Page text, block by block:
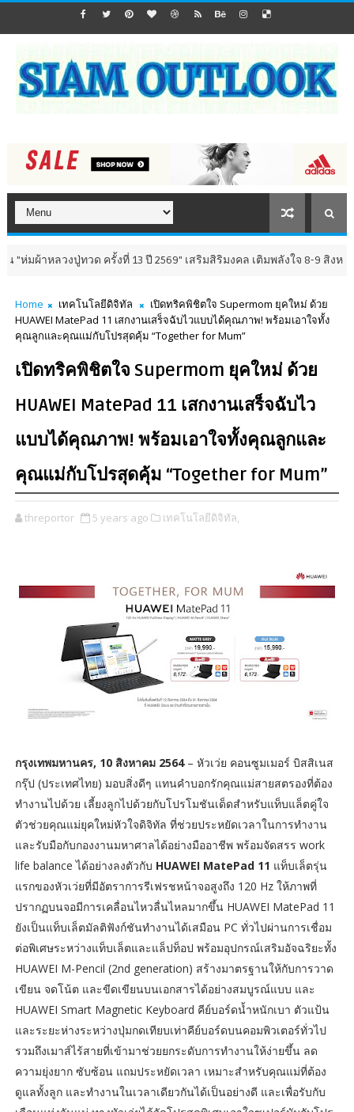
งปู่ทวด ครั้งที่ 13 ปี 2569" เสริมสิริมงคล เติมพลังใจ 8-9 สิงหาคม นี้ ณ
Home เทคโนโลยีดิจิทัล
เปิดทริคพิชิตใจ Supermom ยุคใหม่ ด้วย
HUAWEI MatePad 11 เสกงานเสร็จฉับไวแบบได้คุณภาพ! พร้อมเอาใจทั้ง
คุณลูกและคุณแม่กับโปรสุดคุ้ม “Together for Mum”
เปิดทริคพิชิตใจ Supermom ยุคใหม่ ด้วย
HUAWEI MatePad 11 เสกงานเสร็จฉับไว
แบบได้คุณภาพ! พร้อมเอาใจทั้งคุณลูกและ
คุณแม่กับโปรสุดคุ้ม “Together for Mum”
threportor 5 years ago เทคโนโลยีดิจิทัล,
กรุงเทพมหานคร, 10 สิงหาคม 2564 – หัวเว่ย คอนซูมเมอร์ บิสสิเนส
กรุ๊ป (ประเทศไทย) มอบสิ่งดีๆ แทนคำบอกรักคุณแม่สายสตรองที่ต้อง
ทำงานไปด้วย เลี้ยงลูกไปด้วยกับโปรโมชันเด็ดสำหรับแท็บแล็ตคู่ใจ
ตัวช่วยคุณแม่ยุคใหม่หัวใจดิจิทัล ที่ช่วยประหยัดเวลาในการทำงาน
และรับมือกับกองงานมหาศาลได้อย่างมืออาชีพ พร้อมจัดสรร work
life balance ได้อย่างลงตัวกับ HUAWEI MatePad 11 แท็บเล็ตรุ่น
แรกของหัวเว่ยที่มีอัตราการรีเฟรชหน้าจอสูงถึง 120 Hz ให้ภาพที่
ปรากฏบนจอมีการเคลื่อนไหวลื่นไหลมากขึ้น HUAWEI MatePad 11
ยังเป็นแท็บเล็ตมัลติฟังก์ชันทำงานได้เสมือน PC ทั่วไปผ่านการเชื่อม
ต่อพิเศษระหว่างแท็บเล็ตและแล็ปท็อป พร้อมอุปกรณ์เสริมอัจฉริยะทั้ง
HUAWEI M-Pencil (2nd generation) สร้างมาตรฐานให้กับการวาด
เขียน จดโน้ต และขีดเขียนบนเอกสารได้อย่างสมบูรณ์แบบ และ
HUAWEI Smart Magnetic Keyboard คีย์บอร์ดน้ำหนักเบา ตัวแป้น
และระยะห่างระหว่างปุ่มกดเทียบเท่าคีย์บอร์ดบนคอมพิวเตอร์ทั่วไป
รวมถึงเมาส์ไร้สายที่เข้ามาช่วยยกระดับการทำงานให้ง่ายขึ้น ลด
ความยุ่งยาก ซับซ้อน แถมประหยัดเวลา เหมาะสำหรับคุณแม่ที่ต้อง
ดูแลทั้งลูก และทำงานในเวลาเดียวกันได้เป็นอย่างดี และเพื่อรับกับ